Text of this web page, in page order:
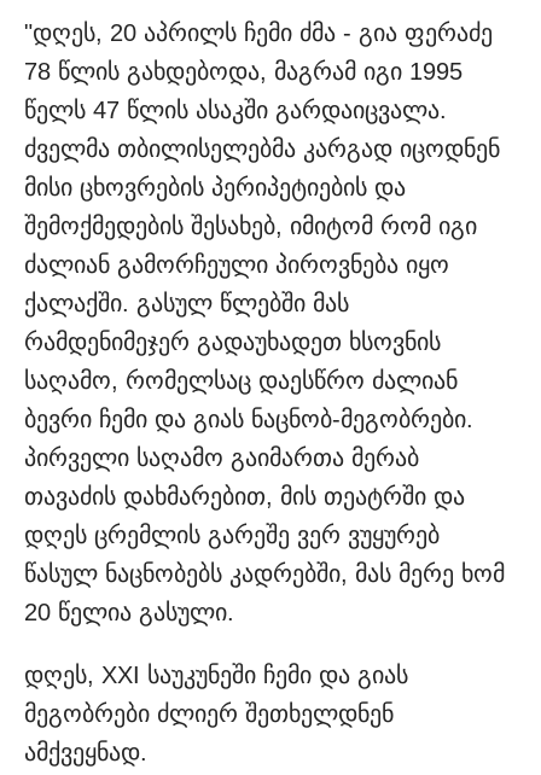
"დღეს, 20 აპრილს ჩემი ძმა - გია ფერაძე
78 წლის გახდებოდა, მაგრამ იგი 1995
წელს 47 წლის ასაკში გარდაიცვალა.
ძველმა თბილისელებმა კარგად იცოდნენ
მისი ცხოვრების პერიპეტიების და
შემოქმედების შესახებ, იმიტომ რომ იგი
ძალიან გამორჩეული პიროვნება იყო
ქალაქში. გასულ წლებში მას
რამდენიმეჯერ გადაუხადეთ ხსოვნის
საღამო, რომელსაც დაესწრო ძალიან
ბევრი ჩემი და გიას ნაცნობ-მეგობრები.
პირველი საღამო გაიმართა მერაბ
თავაძის დახმარებით, მის თეატრში და
დღეს ცრემლის გარეშე ვერ ვუყურებ
წასულ ნაცნობებს კადრებში, მას მერე ხომ
20 წელია გასული.
დღეს, XXI საუკუნეში ჩემი და გიას
მეგობრები ძლიერ შეთხელდნენ
ამქვეყნად.